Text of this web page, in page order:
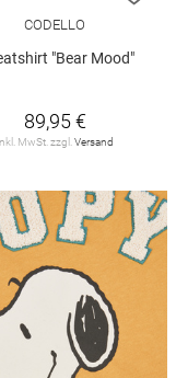
CODELLO
"Bear Mood"
89,95 €
MwSt. zzgl.Versand